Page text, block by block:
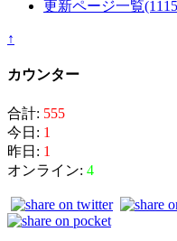
更新ページ一覧
↑
カウンター
合計: 555
今日: 1
昨日: 1
オンライン: 4